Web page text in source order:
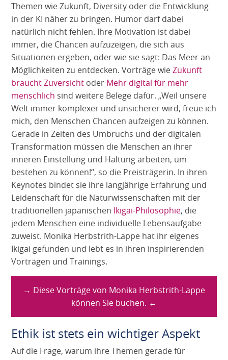
Themen wie Zukunft, Diversity oder die Entwicklung
in der KI näher zu bringen. Humor darf dabei
natürlich nicht fehlen. Ihre Motivation ist dabei
immer, die Chancen aufzuzeigen, die sich aus
Situationen ergeben, oder wie sie sagt: Das Meer an
Möglichkeiten zu entdecken. Vorträge wieZukunft
braucht Zuversicht oder Mehr digital für mehr
menschlich sind weitere Belege dafür. „Weil unsere
Welt immer komplexer und unsicherer wird, freue ich
mich, den Menschen Chancen aufzeigen zu können.
Gerade in Zeiten des Umbruchs und der digitalen
Transformation müssen die Menschen an ihrer
inneren Einstellung und Haltung arbeiten, um
bestehen zu können!“, so die Preisträgerin. In ihren
Keynotes bindet sie ihre langjährige Erfahrung und
Leidenschaft für die Naturwissenschaften mit der
traditionellen japanischen Ikigai-Philosophie, die
jedem Menschen eine individuelle Lebensaufgabe
zuweist. Monika Herbstrith-Lappe hat ihr eigenes
Ikigai gefunden und lebt es in ihren inspirierenden
Vorträgen und Trainings.
→ Diese Vorträge von Monika Herbstrith-Lappe
können Sie buchen. ←
Ethik ist stets ein wichtiger Aspekt
Auf die Frage, warum ihre Themen gerade für